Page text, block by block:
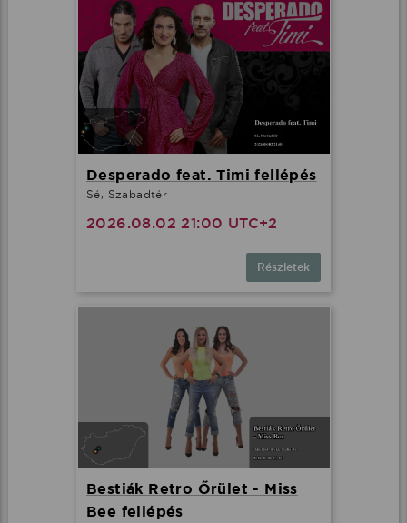
Desperado feat. Timi fellépés
Sé, Szabadtér
2026.08.02 21:00 UTC+2
Részletek
Bestiák Retro Őrület - Miss
Bee fellépés